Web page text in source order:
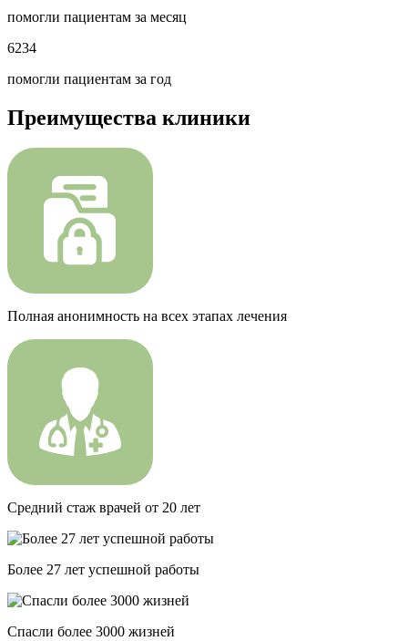
помогли пациентам за месяц
6234
помогли пациентам за год
Преимущества клиники
Полная анонимность на всех этапах лечения
Средний стаж врачей от 20 лет
Более 27 лет успешной работы
Спасли более 3000 жизней